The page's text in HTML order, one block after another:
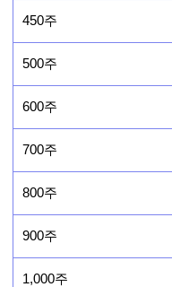
450주
500주
600주
700주
800주
900주
1,000주